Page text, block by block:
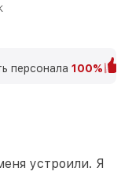
персонала 100%
устроили. Я